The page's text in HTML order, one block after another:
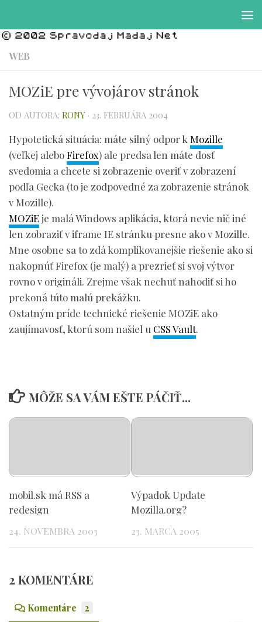
WEB
MOZiE pre vývojárov stránok
OD AUTORA: RONY · 23. FEBRUÁRA 2004
Hypotetická situácia: máte silný odpor k Mozille
(veľkej aleboFirefox) ale predsa len máte dosť
svedomia a chcete si zobrazenie overiť v zobrazení
podľa Gecka (to je zodpovedné za zobrazenie stránok
v Mozille).
MOZiEje malá Windows aplikácia, ktorá nevie nič iné
len zobraziť v iframe IE stránku presne ako v Mozille.
Mne osobne sa to zdá komplikovanejšie riešenie ako si
nakopnúť Firefox (je malý) a prezrieť si svoj výtvor
rovno v origináli. Zrejme však nechuť nahodiť si ho
prekoná túto malú prekážku.
Ostatným príde technické riešenie MOZiE ako
zaujímavosť, ktorú som našiel u CSS Vault.
MÔŽE SA VÁM EŠTE PÁČIŤ...
mobil.sk má RSS a
redesign
24. NOVEMBRA 2003
Výpadok Update
Mozilla.org?
23. MARCA 2005
2 KOMENTÁRE
Komentáre
2